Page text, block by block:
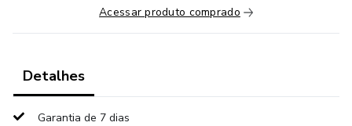
É possível direcionar a sua mente e o seu coração para bem
Acessar produto comprado
Detalhes
Garantia de 7 dias